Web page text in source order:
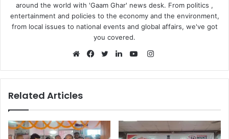
around the world with 'Gaam Ghar' news desk. From politics ,
entertainment and policies to the economy and the environment,
from local issues to national events and global affairs, we've got
you covered.
Instagram
Related Articles